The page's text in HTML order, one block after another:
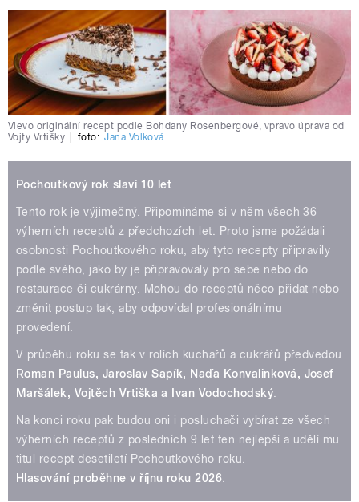
Vlevo originální recept podle Bohdany Rosenbergové, vpravo úprava od
Vojty Vrtišky
foto: Jana Volková
Pochoutkový rok slaví 10 let
Tento rok je výjimečný. Připomínáme si v něm všech 36
výherních receptů z předchozích let. Proto jsme požádali
osobnosti Pochoutkového roku, aby tyto recepty připravily
podle svého, jako by je připravovaly pro sebe nebo do
restaurace či cukrárny. Mohou do receptů něco přidat nebo
změnit postup tak, aby odpovídal profesionálnímu
provedení.
V průběhu roku se tak v rolích kuchařů a cukrářů předvedou
Roman Paulus, Jaroslav Sapík, Naďa Konvalinková, Josef
Maršálek, Vojtěch Vrtiška a Ivan Vodochodský.
Na konci roku pak budou oni i posluchači vybírat ze všech
výherních receptů z posledních 9 let ten nejlepší a udělí mu
titul recept desetiletí Pochoutkového roku.
Hlasování proběhne v říjnu roku 2026.